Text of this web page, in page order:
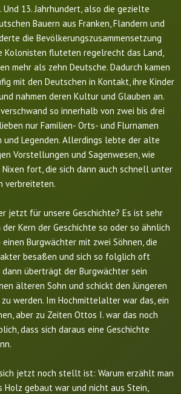
13. Jahrhundert, also die gezielte
Bauern aus Franken, Flandern und
die Bevölkerungszusammensetzung
Kolonisten fluteten regelrecht das Land,
mehr als zehn Deutsche. Dadurch kamen
mit den Deutschen in Kontakt, ihre Kinder
nahmen deren Kultur und Glauben an.
so innerhalb von zwei bis drei
nur Familien- Orts- und Flurnamen
und Legenden. Allerdings lebte der alte
Vorstellungen und Sagenwesen, wie
fort, die sich dann auch schnell unter
verbreiteten.
jetzt für unsere Geschichte? Es ist sehr
Kern der Geschichte so oder so ähnlich
Burgwächter mit zwei Söhnen, die
besaßen und sich so folglich oft
überträgt der Burgwächter sein
älteren Sohn und schickt den Jüngeren
werden. Im Hochmittelalter war das, ein
aber zu Zeiten Ottos I. war das noch
dass sich daraus eine Geschichte
jetzt noch stellt ist: Warum erzählt man
Holz gebaut war und nicht aus Stein,